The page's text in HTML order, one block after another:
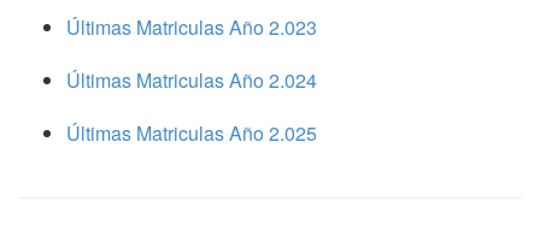
Últimas Matriculas Año 2.023
Últimas Matriculas Año 2.024
Últimas Matriculas Año 2.025